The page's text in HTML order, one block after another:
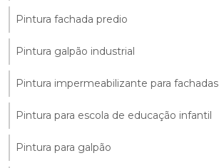
Pintura fachada predio
Pintura galpão industrial
Pintura impermeabilizante para fachadas
Pintura para escola de educação infantil
Pintura para galpão